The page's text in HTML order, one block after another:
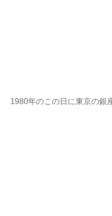
1980年のこの日に東京の銀